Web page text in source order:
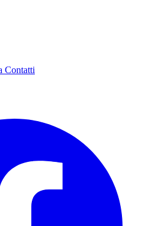
Contatti